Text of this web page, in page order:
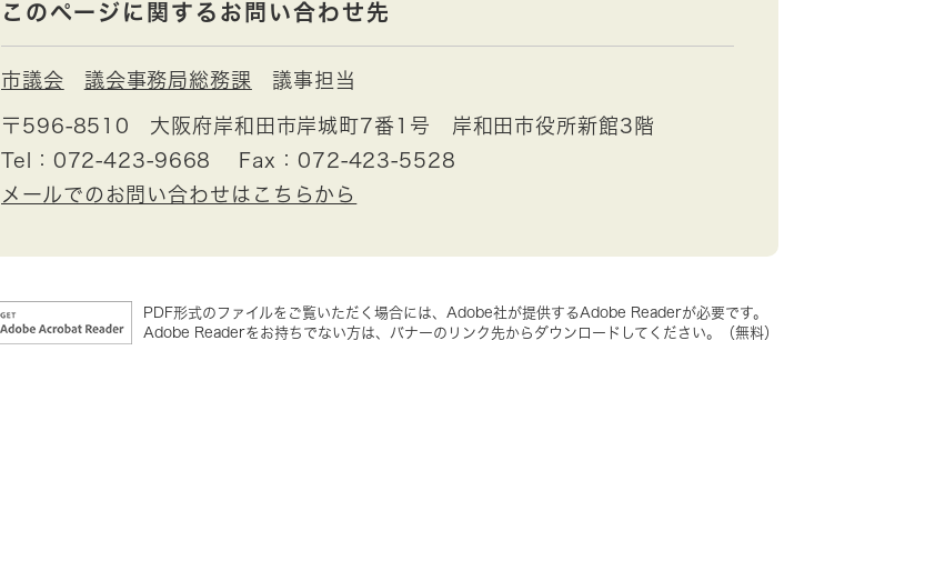
このページに関するお問い合わせ先
市議会 議会事務局総務課 議事担当
〒596-8510
大阪府岸和田市岸城町7番1号 岸和田市役所新館3階
Tel：072-423-9668
Fax：072-423-5528
メールでのお問い合わせはこちらから
PDF形式のファイルをご覧いただく場合には、Adobe社が提供するAdobe Readerが必要です。
Adobe Readerをお持ちでない方は、バナーのリンク先からダウンロードしてください。（無料）